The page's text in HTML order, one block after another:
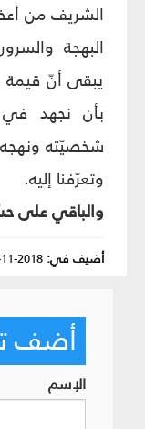
الشريف من
البهجة
يبقى أنّ قيمة
بأن نجهد في
شخصيّته
وتعرّفنا إليه.
والباقي على
أضيف في: 2018-11-05
أضف
الإسم